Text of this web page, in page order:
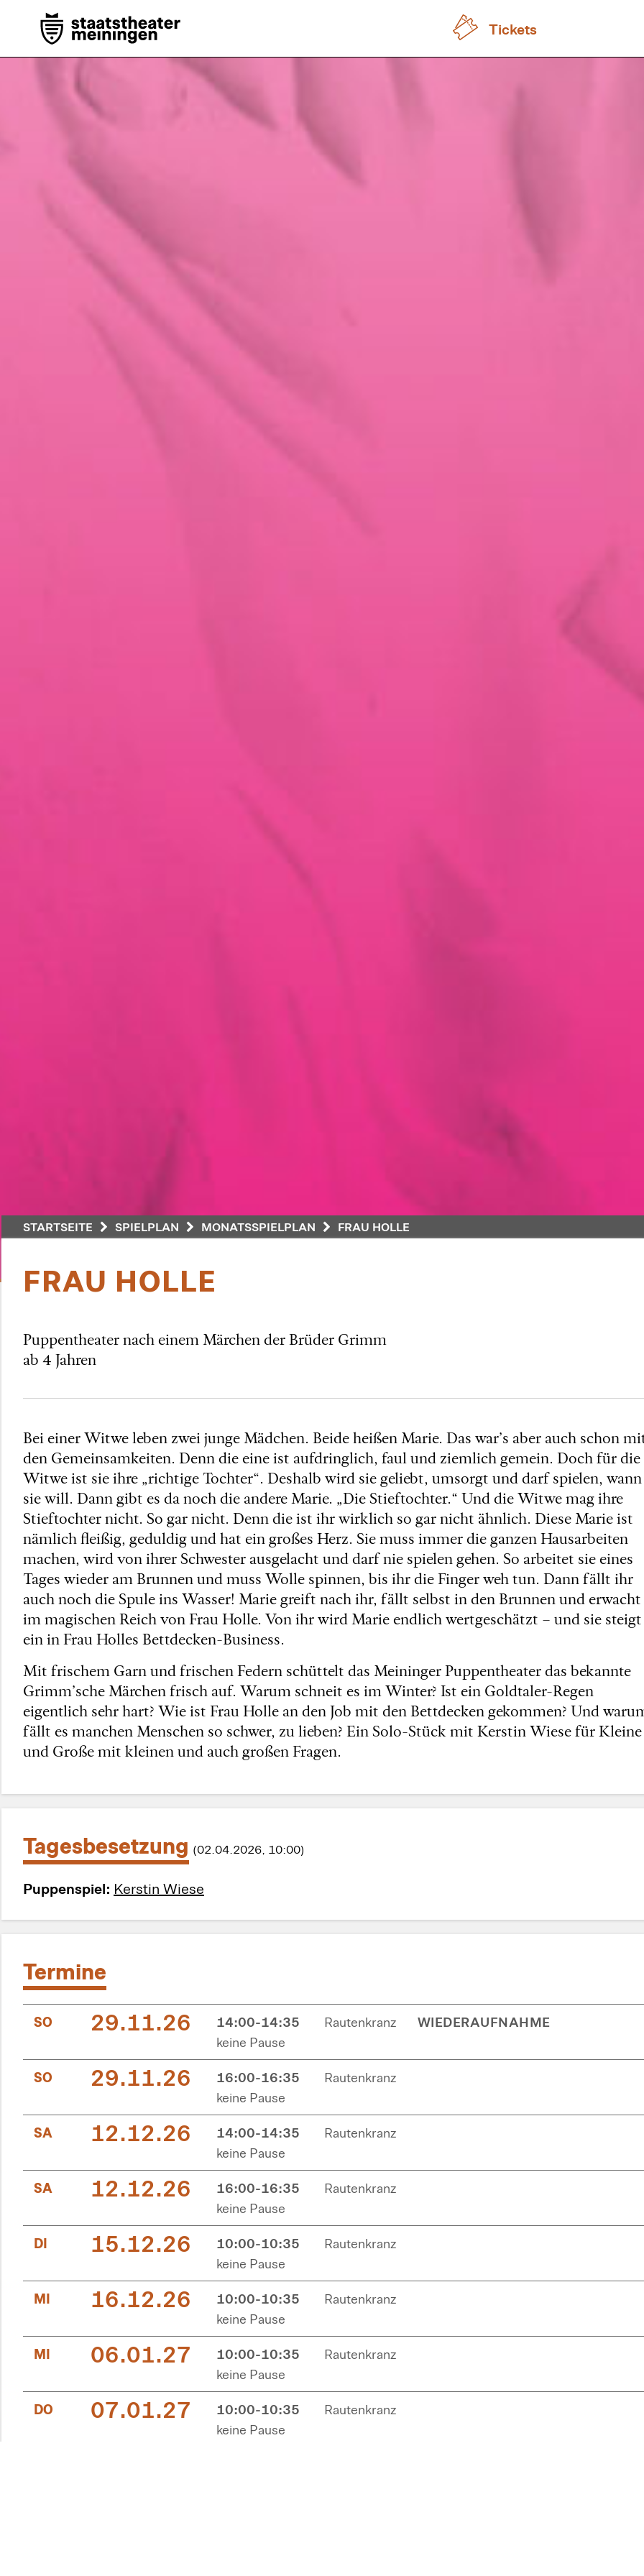
Tickets
STARTSEITE SPIELPLAN MONATSSPIELPLAN FRAU HOLLE
FRAU HOLLE
Puppentheater nach einem Märchen der Brüder Grimm
ab 4 Jahren
Bei einer Witwe leben zwei junge Mädchen. Beide heißen Marie. Das war’s aber auch schon
den Gemeinsamkeiten. Denn die eine ist aufdringlich, faul und ziemlich gemein. Doch für die
Witwe ist sie ihre „richtige Tochter“. Deshalb wird sie geliebt, umsorgt und darf spielen, wann
sie will. Dann gibt es da noch die andere Marie. „Die Stieftochter.“ Und die Witwe mag ihre
Stieftochter nicht. So gar nicht. Denn die ist ihr wirklich so gar nicht ähnlich. Diese Marie ist
nämlich fleißig, geduldig und hat ein großes Herz. Sie muss immer die ganzen Hausarbeiten
machen, wird von ihrer Schwester ausgelacht und darf nie spielen gehen. So arbeitet sie eines
Tages wieder am Brunnen und muss Wolle spinnen, bis ihr die Finger weh tun. Dann fällt ihr
auch noch die Spule ins Wasser! Marie greift nach ihr, fällt selbst in den Brunnen und erwacht
im magischen Reich von Frau Holle. Von ihr wird Marie endlich wertgeschätzt – und sie steigt
ein in Frau Holles Bettdecken-Business.
Mit frischem Garn und frischen Federn schüttelt das Meininger Puppentheater das bekannte
Grimm’sche Märchen frisch auf. Warum schneit es im Winter? Ist ein Goldtaler-Regen
eigentlich sehr hart? Wie ist Frau Holle an den Job mit den Bettdecken gekommen? Und
fällt es manchen Menschen so schwer, zu lieben? Ein Solo-Stück mit Kerstin Wiese für Kleine
und Große mit kleinen und auch großen Fragen.
Tagesbesetzung (02.04.2026, 10:00)
Puppenspiel: Kerstin Wiese
Termine
SO 29.11.26
14:00-14:35
keine Pause
Rautenkranz WIEDERAUFNAHME
SO 29.11.26
16:00-16:35
keine Pause
Rautenkranz
SA 12.12.26
14:00-14:35
keine Pause
Rautenkranz
SA 12.12.26
16:00-16:35
keine Pause
Rautenkranz
DI 15.12.26
10:00-10:35
keine Pause
Rautenkranz
MI 16.12.26
10:00-10:35
keine Pause
Rautenkranz
MI 06.01.27
10:00-10:35
keine Pause
Rautenkranz
DO 07.01.27
10:00-10:35
keine Pause
Rautenkranz